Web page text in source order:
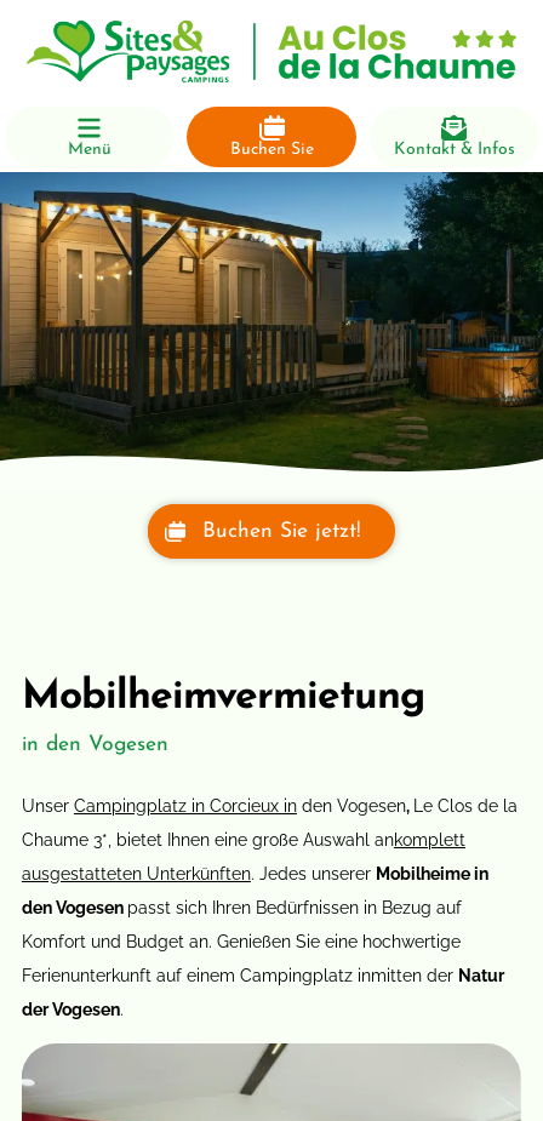
Kontakt & Infos
Buchen Sie
Menü
Buchen Sie jetzt!
Mobilheimvermietung
in den Vogesen
Unser Campingplatz in Corcieux inden Vogesen,
Le Clos de la
Chaume 3*, bietet Ihnen eine große Auswahl ankomplett
ausgestatteten Unterkünften. Jedes unserer Mobilheime in
den Vogesen passt sich Ihren Bedürfnissen in Bezug auf
Komfort und Budget an. Genießen Sie eine hochwertige
Ferienunterkunft auf einem Campingplatz inmitten der Natur
der Vogesen.